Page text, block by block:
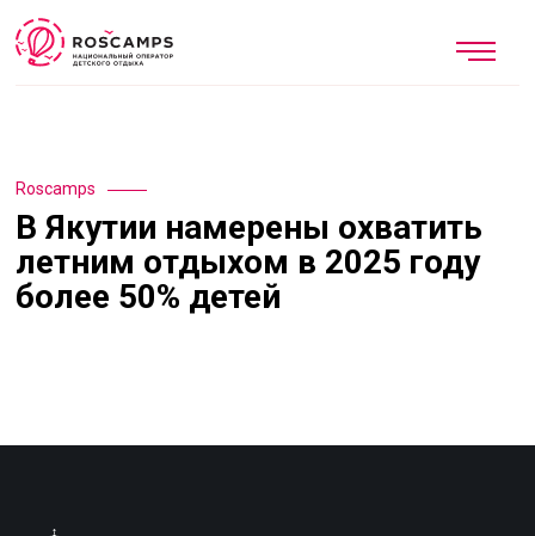
Roscamps
В Якутии намерены охватить
летним отдыхом в 2025 году
более 50% детей